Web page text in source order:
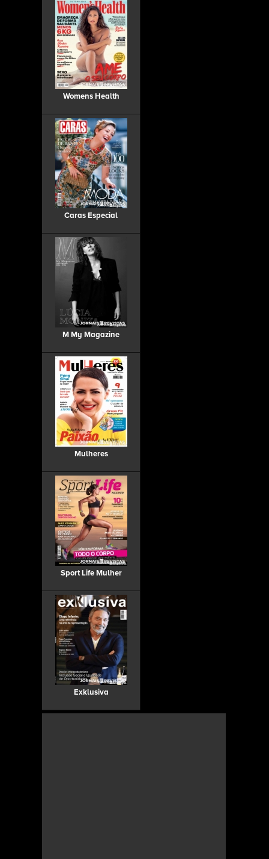
Womens Health
Caras Especial
M My Magazine
Mulheres
Sport Life Mulher
Exklusiva